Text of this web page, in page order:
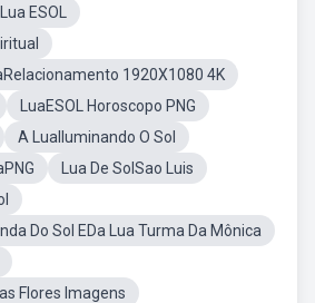
ESOL
1920X1080 4K
LuaESOL Horoscopo PNG
A LuaIluminando O Sol
Lua De SolSao Luis
Do Sol EDa Lua Turma Da Mônica
Flores Imagens